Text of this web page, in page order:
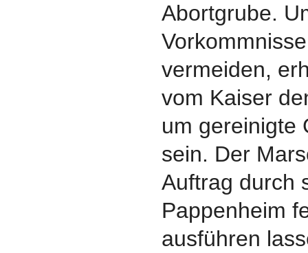
Abortgrube.
vermeiden,
vom Kaiser
um gereinigte
sein. Der
Auftrag durch
Pappenheim
ausführen